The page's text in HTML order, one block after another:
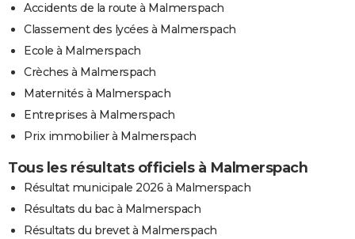
Accidents de la route à Malmerspach
Classement des lycées à Malmerspach
Ecole à Malmerspach
Crèches à Malmerspach
Maternités à Malmerspach
Entreprises à Malmerspach
Prix immobilier à Malmerspach
Tous les résultats officiels à Malmerspach
Résultat municipale 2026 à Malmerspach
Résultats du bac à Malmerspach
Résultats du brevet à Malmerspach